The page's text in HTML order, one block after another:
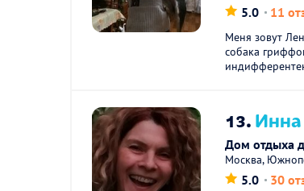
5.0 11
Меня зовут
собака
13.
Дом отдыха
Москва,
5.0 30